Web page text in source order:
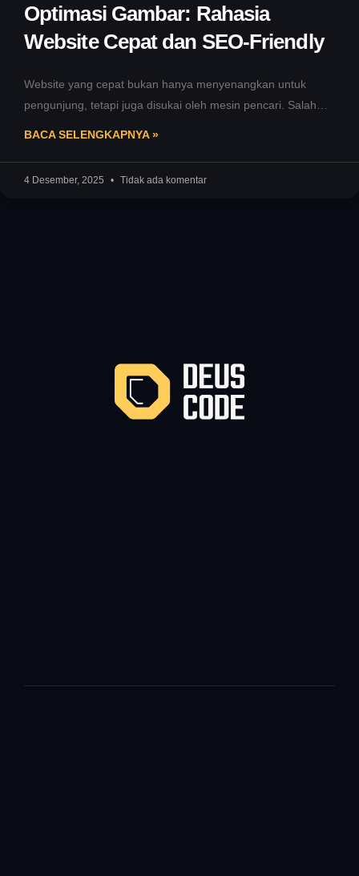
Optimasi Gambar: Rahasia
Website Cepat dan SEO-Friendly
Website yang cepat bukan hanya menyenangkan untuk
pengunjung, tetapi juga disukai oleh mesin pencari. Salah
BACA SELENGKAPNYA »
4 Desember, 2025 Tidak ada komentar